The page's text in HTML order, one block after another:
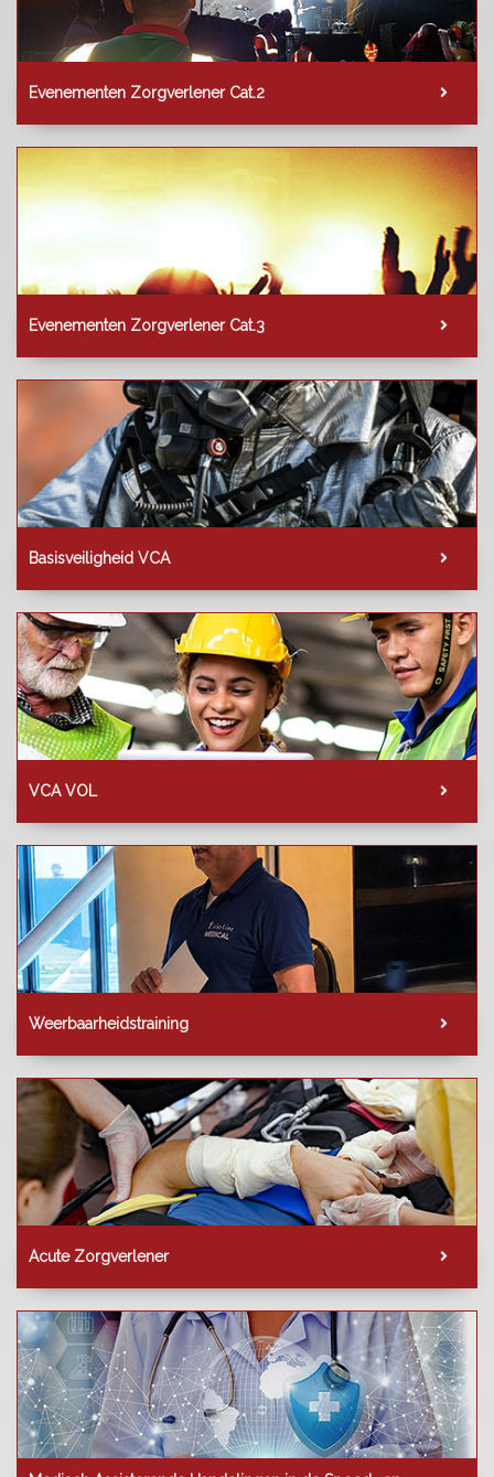
Evenementen Zorgverlener Cat.2
Evenementen Zorgverlener Cat.3
Basisveiligheid VCA
VCA VOL
Weerbaarheidstraining
Acute Zorgverlener